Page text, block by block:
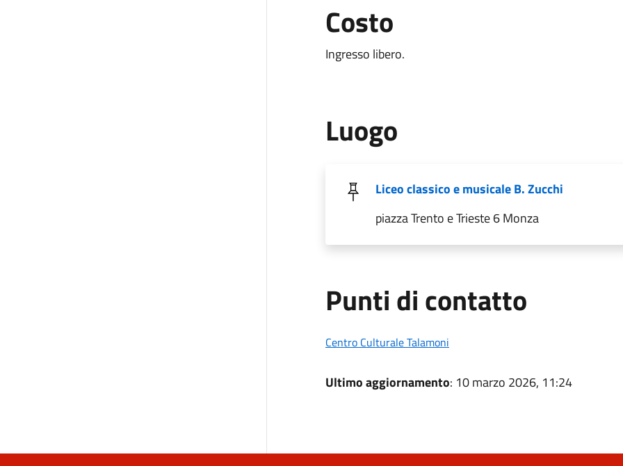
Costo
Ingresso libero.
Luogo
Liceo classico e musicale B. Zucchi
piazza Trento e Trieste 6 Monza
Punti di contatto
Centro Culturale Talamoni
Ultimo aggiornamento: 10 marzo 2026, 11:24